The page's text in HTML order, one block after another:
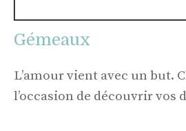
Gémeaux
L’amour vient avec un but.
l’occasion de découvrir vos